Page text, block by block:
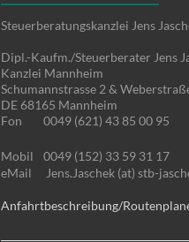
Steuerberatungskanzlei Jens
Dipl.-Kaufm./Steuerberater Jens
Kanzlei Mannheim
Schumannstrasse 2 &
DE 68165 Mannheim
Fon
0049 (621) 43 85 00 95
Mobil
0049 (152) 33 59 31 17
eMail
Jens.Jaschek (at) stb-
Anfahrtbeschreibung/